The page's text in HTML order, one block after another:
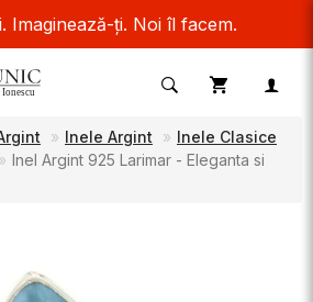
Imaginează-ți. Noi îl facem.
Inele Argint
Inele Clasice
Inel Argint 925 Larimar - Eleganta si